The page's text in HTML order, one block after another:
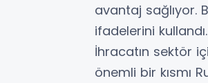
avantaj sağlıyor.
ifadelerini kullandı.
İhracatın sektör
önemli bir kısmı